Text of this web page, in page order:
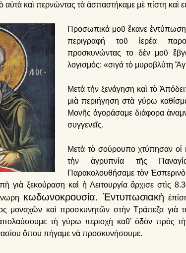
αὐτὰ καὶ περνώντας τὰ ἀσπαστήκαμε μὲ πίστη καὶ
Προσωπικά μοῦ ἔκανε ἐντύπωση
περιγραφή τοῦ ἱερέα
προσκυνώντας το δὲν μοῦ
λογισμός: «σιγά τὸ μυροβλύτη
Μετὰ τὴν ξενάγηση καὶ τὸ
μιὰ περιήγηση στὰ γύρω
Μονῆς ἀγοράσαμε διάφορα
συγγενεῖς.
Μετὰ τὸ σούρουπο χτύπησαν οἱ
τὴν ἀγρυπνία τῆς
Παρακολουθήσαμε τὸν
γιὰ ξεκούραση καὶ ἡ Λειτουργία ἄρχισε στὶς
κωδωνοκρουσία. Ἐντυπωσιακὴ
μοναχῶν καὶ προσκυνητῶν στὴν Τράπεζα γιὰ
τὴ γύρω περιοχὴ καθ’ ὁδὸν πρὸς
ὅπου πήγαμε νὰ προσκυνήσουμε.